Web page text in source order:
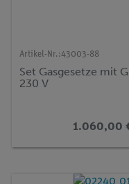
Artikel-Nr.:43003-88
Set Gasgesetze mit
230 V
1.060,00